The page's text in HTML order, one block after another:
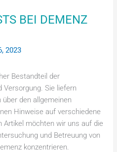
BEI DEMENZ
2023
Bestandteil der
Versorgung. Sie liefern
den allgemeinen
Hinweise auf verschiedene
Artikel möchten wir uns auf die
und Betreuung von
konzentrieren.